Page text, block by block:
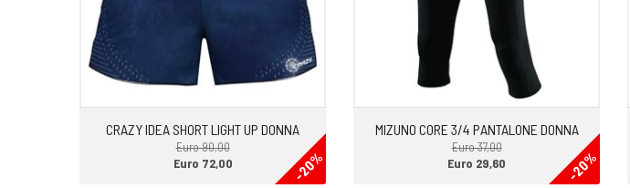
CRAZY IDEA SHORT LIGHT UP DONNA
Euro 90,00
-20%
Euro 72,00
MIZUNO CORE 3/4 PANTALONE DONNA
Euro 37,00
-20%
Euro 29,60